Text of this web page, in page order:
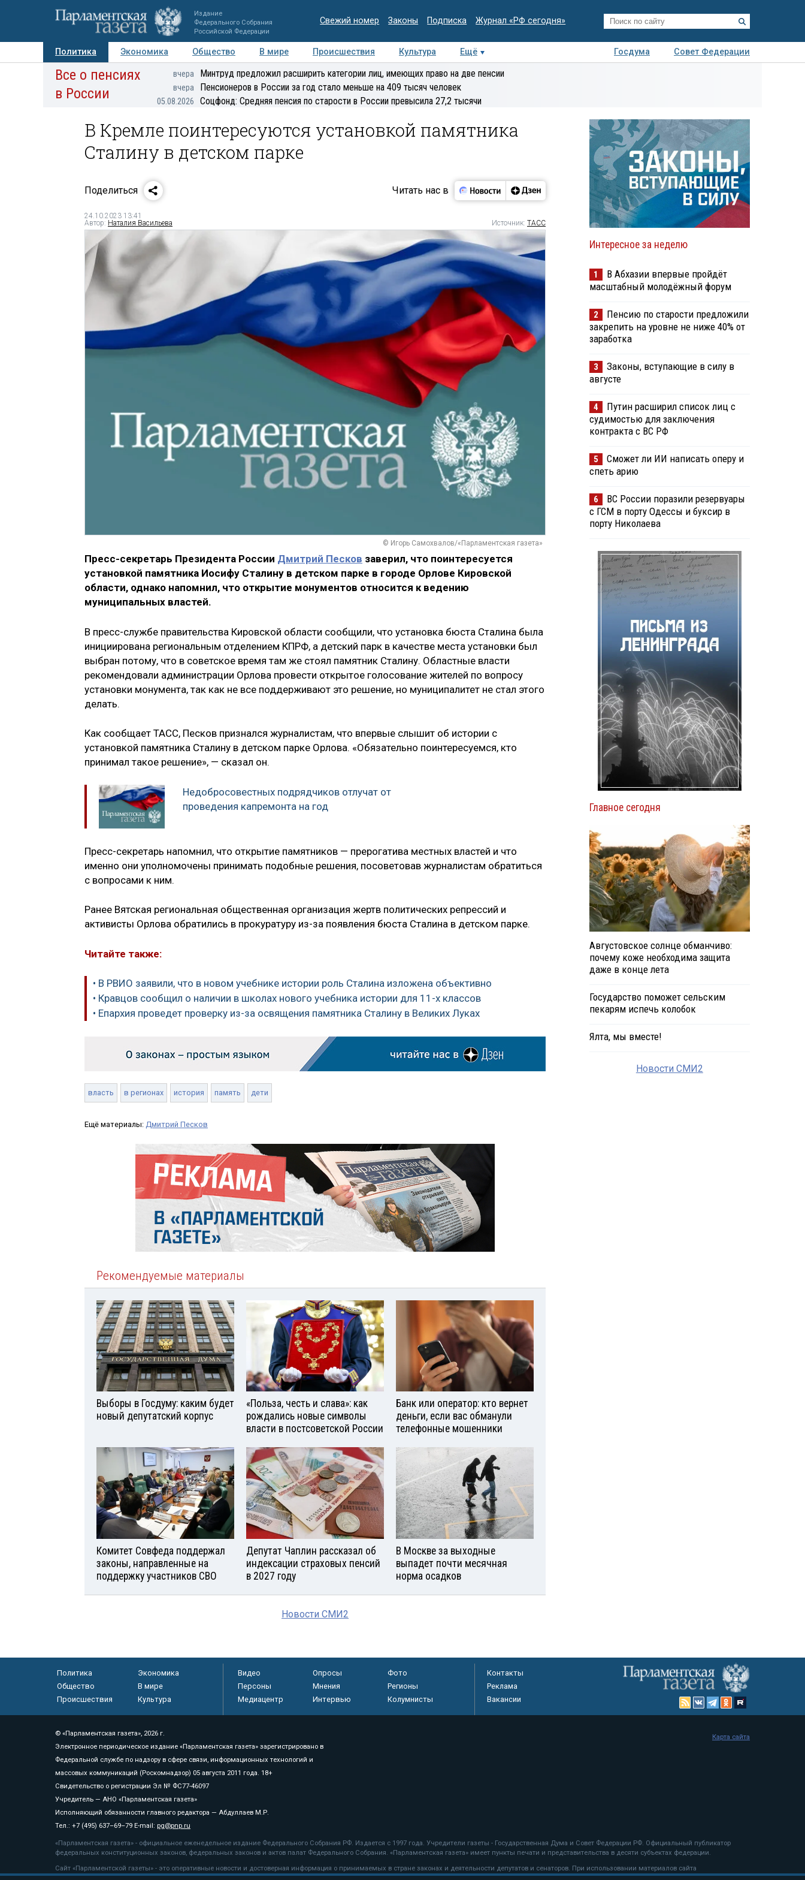
Издание
Федерального Собрания
Российской Федерации
Свежий номер Законы Подписка Журнал «РФ сегодня»
Политика Экономика Общество В мире Происшествия Культура Ещё Госдума
Совет Федерации
Авторы Персоны Мнения Регионы Медиацентр Интервью Колумнисты
Деловая
Все о пенсиях
в России
вчера Минтруд предложил расширить категории лиц, имеющих право на две пенсии
вчера Пенсионеров в России за год стало меньше на 409 тысяч человек
05.08.2026 Соцфонд: Средняя пенсия по старости в России превысила 27,2 тысячи
В Кремле поинтересуются установкой памятника
Сталину в детском парке
Поделиться Читать нас в
24.10.2023 13:41
Автор: Наталия Васильева Источник: ТАСС
© Игорь Самохвалов/«Парламентская газета»
Пресс-секретарь Президента России Дмитрий Песков заверил, что поинтересуется
установкой памятника Иосифу Сталину в детском парке в городе Орлове Кировской
области, однако напомнил, что открытие монументов относится к ведению
муниципальных властей.
В пресс-службе правительства Кировской области сообщили, что установка бюста Сталина была
инициирована региональным отделением КПРФ, а детский парк в качестве места установки был
выбран потому, что в советское время там же стоял памятник Сталину. Областные власти
рекомендовали администрации Орлова провести открытое голосование жителей по вопросу
установки монумента, так как не все поддерживают это решение, но муниципалитет не стал этого
делать.
Как сообщает ТАСС, Песков признался журналистам, что впервые слышит об истории с
установкой памятника Сталину в детском парке Орлова. «Обязательно поинтересуемся, кто
принимал такое решение», — сказал он.
Недобросовестных подрядчиков отлучат от
проведения капремонта на год
Пресс-секретарь напомнил, что открытие памятников — прерогатива местных властей и что
именно они уполномочены принимать подобные решения, посоветовав журналистам обратиться
с вопросами к ним.
Ранее Вятская региональная общественная организация жертв политических репрессий и
активисты Орлова обратились в прокуратуру из-за появления бюста Сталина в детском парке.
Читайте также:
• В РВИО заявили, что в новом учебнике истории роль Сталина изложена объективно
• Кравцов сообщил о наличии в школах нового учебника истории для 11-х классов
• Епархия проведет проверку из-за освящения памятника Сталину в Великих Луках
власть в регионах история память дети
Ещё материалы: Дмитрий Песков
Рекомендуемые материалы
Выборы в Госдуму: каким будет
новый депутатский корпус
«Польза, честь и слава»: как
рождались новые символы
власти в постсоветской России
Банк или оператор: кто вернет
деньги, если вас обманули
телефонные мошенники
Комитет Совфеда поддержал
законы, направленные на
поддержку участников СВО
Депутат Чаплин рассказал об
индексации страховых пенсий
в 2027 году
В Москве за выходные
выпадет почти месячная
норма осадков
Новости СМИ2
Интересное за неделю
1
В Абхазии впервые пройдёт
масштабный молодёжный форум
2
Пенсию по старости предложили
закрепить на уровне не ниже 40% от
заработка
3
Законы, вступающие в силу в
августе
4
Путин расширил список лиц с
судимостью для заключения
контракта с ВС РФ
5
Сможет ли ИИ написать оперу и
спеть арию
6
ВС России поразили резервуары
с ГСМ в порту Одессы и буксир в
порту Николаева
Главное сегодня
Августовское солнце обманчиво:
почему коже необходима защита
даже в конце лета
Государство поможет сельским
пекарям испечь колобок
Ялта, мы вместе!
Новости СМИ2
Политика
Экономика
Общество
В мире
Происшествия
Культура
Видео Опросы
Фото
Персоны
Мнения
Регионы
Медиацентр
Интервью Колумнисты
Контакты
Реклама
Вакансии
© «Парламентская газета», 2026 г.
Электронное периодическое издание «Парламентская газета» зарегистрировано в
Федеральной службе по надзору в сфере связи, информационных технологий и
массовых коммуникаций (Роскомнадзор) 05 августа 2011 года. 18+
Свидетельство о регистрации Эл № ФС77-46097
Учредитель — АНО «Парламентская газета»
Исполняющий обязанности главного редактора — Абдуллаев М.Р.
Тел.: +7 (495) 637–69–79 E-mail: pg@pnp.ru
«Парламентская газета» - официальное еженедельное издание Федерального Собрания РФ. Издается с 1997 года. Учредители газеты - Государственная Дума и Совет Федерации РФ. Официальный публикатор
федеральных конституционных законов, федеральных законов и актов палат Федерального Собрания. «Парламентская газета» имеет пункты печати и представительства в десяти субъектах федерации.
Сайт «Парламентской газеты» - это оперативные новости и достоверная информация о принимаемых в стране законах и деятельности депутатов и сенаторов. При использовании материалов сайта
«Парламентской газеты» активная ссылка на pnp.ru обязательна.
Карта сайта